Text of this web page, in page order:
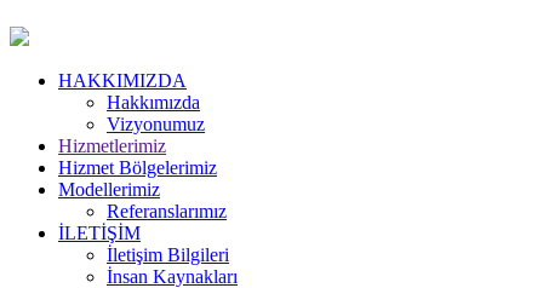
HAKKIMIZDA
Hakkımızda
Vizyonumuz
Hizmetlerimiz
Hizmet Bölgelerimiz
Modellerimiz
Referanslarımız
İLETİŞİM
İletişim Bilgileri
İnsan Kaynakları